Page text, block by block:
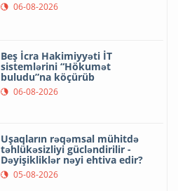
06-08-2026
Beş İcra Hakimiyyəti İT
sistemlərini “Hökumət
buludu”na köçürüb
06-08-2026
Uşaqların rəqəmsal mühitdə
təhlükəsizliyi gücləndirilir -
Dəyişikliklər nəyi ehtiva edir?
05-08-2026